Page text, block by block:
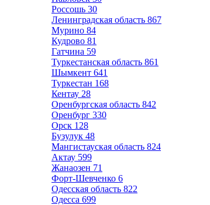
Россошь 30
Ленинградская область 867
Мурино 84
Кудрово 81
Гатчина 59
Туркестанская область 861
Шымкент 641
Туркестан 168
Кентау 28
Оренбургская область 842
Оренбург 330
Орск 128
Бузулук 48
Мангистауская область 824
Актау 599
Жанаозен 71
Форт-Шевченко 6
Одесская область 822
Одесса 699